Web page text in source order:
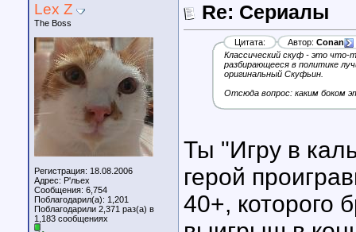
Lex Z
The Boss
Регистрация: 18.08.2006
Адрес: Р'льех
Сообщения: 6,754
Поблагодарил(а): 1,201
Поблагодарили 2,371 раз(а) в
1,183 сообщениях
Re: Сериалы
Цитата: Автор: Conan
Классический скуф - это что-
разбирающееся в политике
оригинальный Скуфьин.
Отсюда вопрос: каким боком
Ты "Игру в
герой
40+, которого